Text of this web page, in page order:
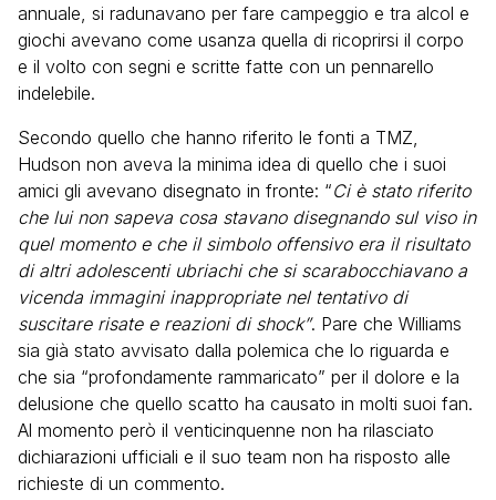
annuale, si radunavano per fare campeggio e tra alcol e
giochi avevano come usanza quella di ricoprirsi il corpo
e il volto con segni e scritte fatte con un pennarello
indelebile.
Secondo quello che hanno riferito le fonti a TMZ,
Hudson non aveva la minima idea di quello che i suoi
amici gli avevano disegnato in fronte: “Ci è stato riferito
che lui non sapeva cosa stavano disegnando sul viso in
quel momento e che il simbolo offensivo era il risultato
di altri adolescenti ubriachi che si scarabocchiavano a
vicenda immagini inappropriate nel tentativo di
suscitare risate e reazioni di shock”. Pare che Williams
sia già stato avvisato dalla polemica che lo riguarda e
che sia “profondamente rammaricato” per il dolore e la
delusione che quello scatto ha causato in molti suoi fan.
Al momento però il venticinquenne non ha rilasciato
dichiarazioni ufficiali e il suo team non ha risposto alle
richieste di un commento.